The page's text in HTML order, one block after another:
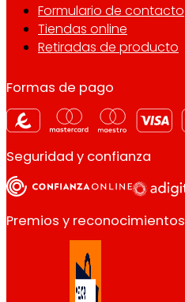
Formulario de contacto
Tiendas online
Retiradas de producto
Formas de pago
Seguridad y confianza
Premios y reconocimientos